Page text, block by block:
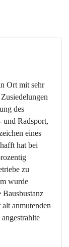
Ort mit sehr
des
und Radsport,
eines
hat bei
zu
wurde
Bausbustanz
anmutenden